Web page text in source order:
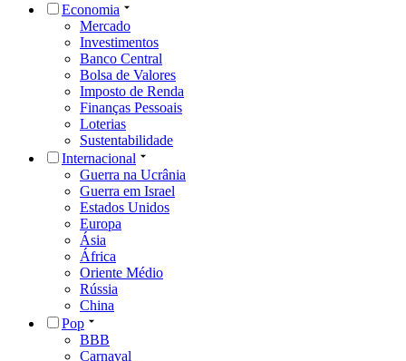
Economia
Mercado
Investimentos
Banco Central
Bolsa de Valores
Imposto de Renda
Finanças Pessoais
Loterias
Sustentabilidade
Internacional
Guerra na Ucrânia
Guerra em Israel
Estados Unidos
Europa
Ásia
África
Oriente Médio
Rússia
China
Pop
BBB
Carnaval